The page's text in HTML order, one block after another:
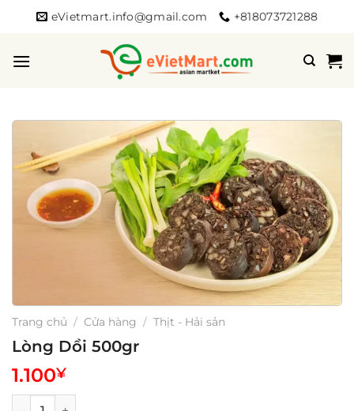
dung
eVietmart.info@gmail.com +818073721288
Trang chủ / Cửa hàng / Thịt - Hải sản
Lòng Dồi 500gr
1.100¥
Lòng Dồi 500gr số lượng